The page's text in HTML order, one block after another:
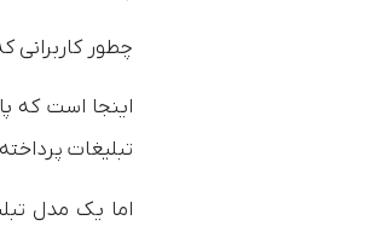
چطور کاربرانی
اینجا است که
تبلیغات
اما یک مدل